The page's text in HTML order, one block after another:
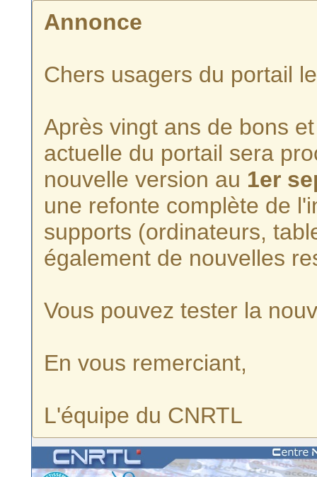
Annonce
Chers usagers du portail
Après vingt ans de bons
actuelle du portail sera
nouvelle version au 1er
une refonte complète de
supports (ordinateurs,
également de nouvelles
Vous pouvez tester la
En vous remerciant,
L'équipe du CNRTL